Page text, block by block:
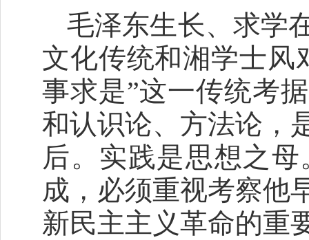
毛泽东生长、求学
文化传统和湘学士风
事求是”这一传统考
和认识论、方法论，
后。实践是思想之
成，必须重视考察他
新民主主义革命的重